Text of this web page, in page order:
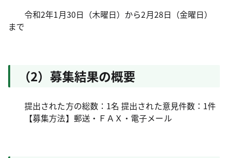
令和2年1月30日（木曜日）から2月28日（金曜日）
まで
（2）募集結果の概要
提出された方の総数：1名 提出された意見件数：1件
【募集方法】郵送・ＦＡＸ・電子メール